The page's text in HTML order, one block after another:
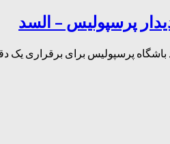
پرسپولیس – السد